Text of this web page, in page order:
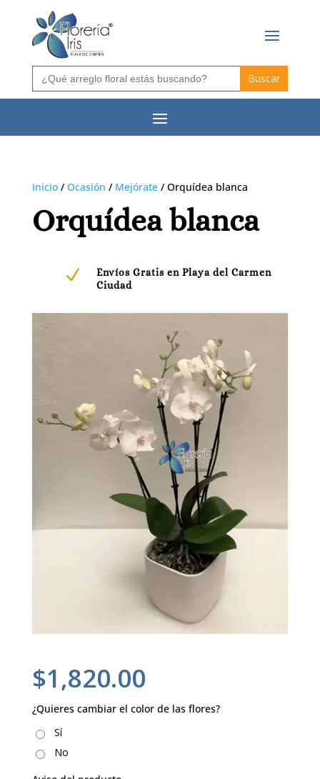
Buscar:
Inicio/ Ocasión / Mejórate/ Orquídea blanca
Orquídea blanca
N
Envíos Gratis en Playa del Carmen
Ciudad
$1,820.00
¿Quieres cambiar el color de las flores?
Sí
No